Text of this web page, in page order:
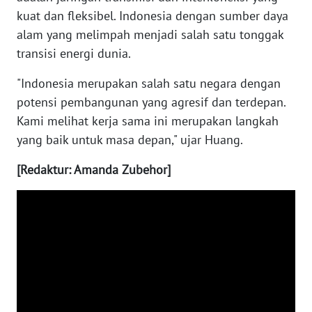
kuat dan fleksibel. Indonesia dengan sumber daya
alam yang melimpah menjadi salah satu tonggak
transisi energi dunia.
"Indonesia merupakan salah satu negara dengan
potensi pembangunan yang agresif dan terdepan.
Kami melihat kerja sama ini merupakan langkah
yang baik untuk masa depan," ujar Huang.
[Redaktur: Amanda Zubehor]
WN
KALTARA
WN
KALSEL
WN
KALTIM